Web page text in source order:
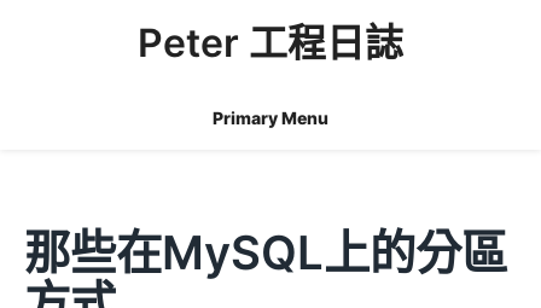
Peter 工程日誌
Primary Menu
那些在MySQL上的分區